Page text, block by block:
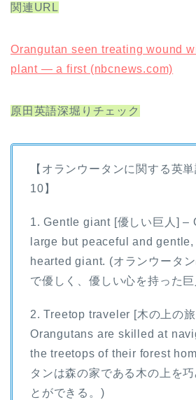
関連URL
Orangutan seen treating wound
plant — a first (nbcnews.com)
原田英語深堀りチェック
【オランウータンに関する英
10】
1. Gentle giant [優しい巨人] –
large but peaceful and
hearted giant. (オランウータ
で優しく、優しい心を持った
2. Treetop traveler [木の上の
Orangutans are skilled at
the treetops of their forest
タンは森の家である木の上を
とができる。)